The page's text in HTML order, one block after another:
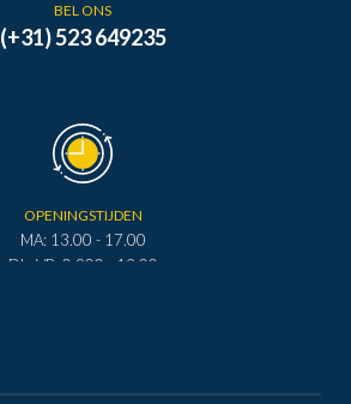
BEL ONS
(+31) 523 649235
OPENINGSTIJDEN
MA: 13.00 - 17.00
DI - VR: 0.900 - 12.00